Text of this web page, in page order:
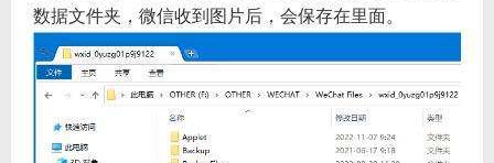
数据文件夹，微信收到图片后，会保存在里面。